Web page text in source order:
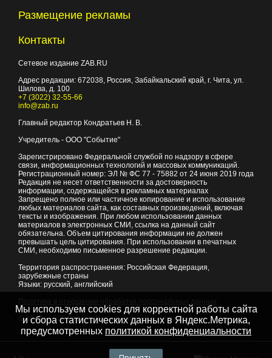
Размещение рекламы
Контакты
Сетевое издание ZAB.RU
Адрес редакции: 672038 , Россия, Забайкальский край, г. Чита ул.
Шилова, д. 100
+7 (3022) 32-55-66
info@zab.ru
Главный редактор Кондратьев Н. В.
Учредитель - ООО "Событие"
Зарегистрировано Федеральной службой по надзору в сфере
связи, информационных технологий и массовых коммуникаций.
Регистрационный номер: ЭЛ № ФС 77 - 75882 от 24 июня 2019 года
Редакция не несет ответственности за достоверность
информации, содержащейся в рекламных материалах
Запрещено полное или частичное копирование и использование
любых материалов сайта, как составных произведений, включая
тексты и изображения. При любом использовании данных
материалов в электронных СМИ, ссылка на данный сайт
обязательна. Объем цитирования информации не должен
превышать цель цитирования. При использовании в печатных
СМИ, необходимо письменное разрешение редакции.
Территория распространения: Российская Федерация,
зарубежные страны
Языки: русский, английский
© 2007 - 2026Портал Читы и Забайкальского края
Мы используем cookies для корректной работы сайта
и сбора статистических данных в Яндекс.Метрика,
предусмотренных политикой конфиденциальности